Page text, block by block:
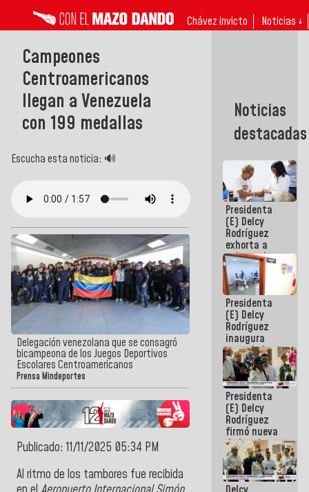
Chávez invicto Noticias ↓
Campeones
Centroamericanos
llegan a Venezuela
con 199 medallas
Escucha esta noticia: 🔊
Delegación venezolana que se consagró
bicampeona de los Juegos Deportivos
Escolares Centroamericanos
Prensa Mindeportes
Publicado: 11/11/2025 05:34 PM
Al ritmo de los tambores fue recibida
Noticias
destacadas
Presidenta
(E) Delcy
Rodríguez
exhorta a
gobernadores
y alcaldes a
edificar
casas para
abuelos
Presidenta
(E) Delcy
Rodríguez
inaugura
casa de los
Abuelos
Primavera
en Caracas
Presidenta
(E) Delcy
Rodríguez
firmó nueva
de Ley de
Arrendamiento
aprobada
por la AN